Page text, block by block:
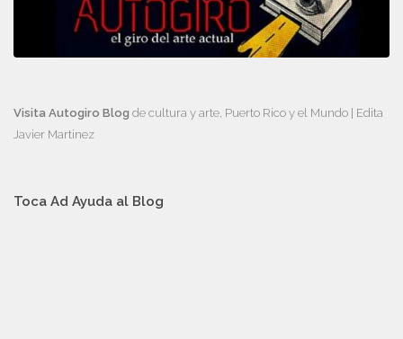
Visita Autogiro Blog de cultura y arte, Puerto Rico y el Mundo | Edita
Javier Martinez
Toca Ad Ayuda al Blog